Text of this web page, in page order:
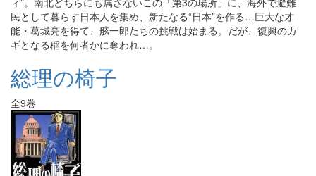
民として暮らす日本人を集め、新たなる“日本”を作る…巨大な才
能・葛城亮を得て、舷一郎たちの挑戦は始まる。だが、復興のカ
ギとなる稲を何者かに奪われ…。
総理の椅子
全9巻